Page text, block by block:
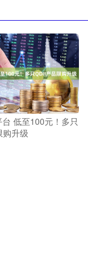
低至100元！多只
购升级